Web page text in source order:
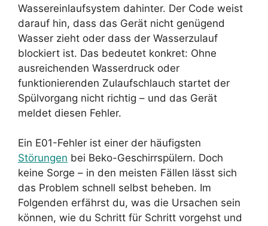
Wassereinlaufsystem dahinter. Der Code weist
darauf hin, dass das Gerät nicht genügend
Wasser zieht oder dass der Wasserzulauf
blockiert ist. Das bedeutet konkret: Ohne
ausreichenden Wasserdruck oder
funktionierenden Zulaufschlauch startet der
Spülvorgang nicht richtig – und das Gerät
meldet diesen Fehler.
Ein E01-Fehler ist einer der häufigsten
Störungen bei Beko-Geschirrspülern. Doch
keine Sorge – in den meisten Fällen lässt sich
das Problem schnell selbst beheben. Im
Folgenden erfährst du, was die Ursachen sein
können, wie du Schritt für Schritt vorgehst und